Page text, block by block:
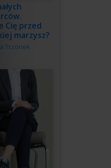
Cię przed
marzysz?
Trzonek